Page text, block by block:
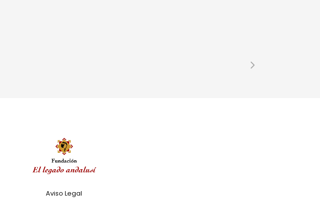
Aviso Legal